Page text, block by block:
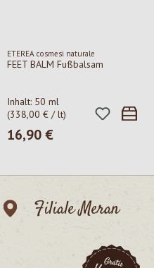
ETEREA cosmesi naturale
FEET BALM Fußbalsam
Inhalt: 50 ml
(338,00 € / lt)
Regulärer Preis:
16,90 €
Filiale Meran